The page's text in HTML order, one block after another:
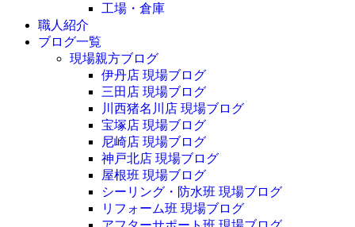
工場・倉庫
職人紹介
ブログ一覧
現場親方ブログ
伊丹店 現場ブログ
三田店 現場ブログ
川西猪名川店 現場ブログ
宝塚店 現場ブログ
尼崎店 現場ブログ
神戸北店 現場ブログ
屋根班 現場ブログ
シーリング・防水班 現場ブログ
リフォーム班 現場ブログ